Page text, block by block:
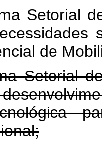
Setorial
de
Setorial